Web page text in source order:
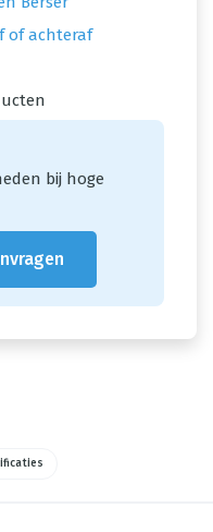
of achteraf
bij hoge